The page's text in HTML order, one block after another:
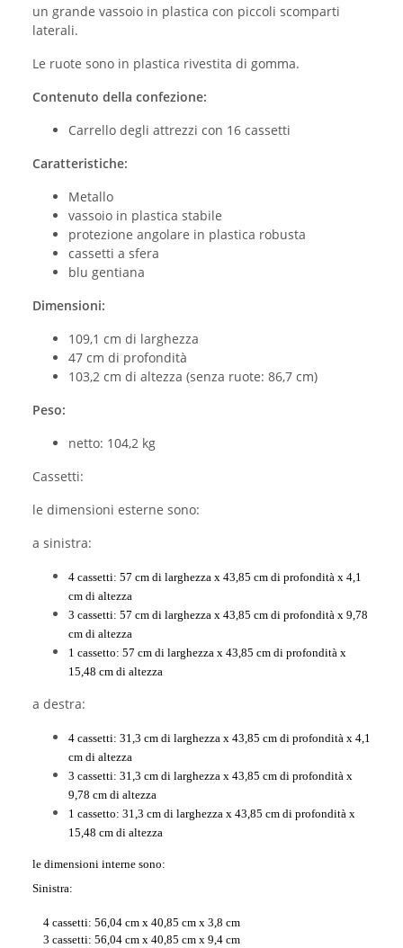
un grande vassoio in plastica con piccoli scomparti
laterali.
Le ruote sono in plastica rivestita di gomma.
Contenuto della confezione:
Carrello degli attrezzi con 16 cassetti
Caratteristiche:
Metallo
vassoio in plastica stabile
protezione angolare in plastica robusta
cassetti a sfera
blu gentiana
Dimensioni:
109,1 cm di larghezza
47 cm di profondità
103,2 cm di altezza (senza ruote: 86,7 cm)
Peso:
netto: 104,2 kg
Cassetti:
le dimensioni esterne sono:
a sinistra:
4 cassetti: 57 cm di larghezza x 43,85 cm di profondità x 4,1
cm di altezza
3 cassetti: 57 cm di larghezza x 43,85 cm di profondità x 9,78
cm di altezza
1 cassetto: 57 cm di larghezza x 43,85 cm di profondità x
15,48 cm di altezza
a destra:
4 cassetti: 31,3 cm di larghezza x 43,85 cm di profondità x 4,1
cm di altezza
3 cassetti: 31,3 cm di larghezza x 43,85 cm di profondità x
9,78 cm di altezza
1 cassetto: 31,3 cm di larghezza x 43,85 cm di profondità x
15,48 cm di altezza
le dimensioni interne sono:
Sinistra:
4 cassetti: 56,04 cm x 40,85 cm x 3,8 cm
3 cassetti: 56,04 cm x 40,85 cm x 9,4 cm